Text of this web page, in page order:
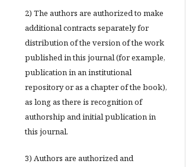
2) The authors are authorized to make
additional contracts separately for
distribution of the version of the work
published in this journal (for example,
publication in an institutional
repository or as a chapter of the book),
as long as there is recognition of
authorship and initial publication in
this journal.
3) Authors are authorized and